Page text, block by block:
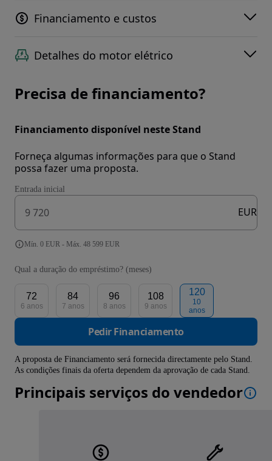
Financiamento e custos
Detalhes do motor elétrico
Precisa de financiamento?
Financiamento disponível neste Stand
Forneça algumas informações para que o Stand
possa fazer uma proposta.
Entrada inicial
EUR
Mín. 0 EUR - Máx. 48 599 EUR
Qual a duração do empréstimo? (meses)
72
6 anos
84
7 anos
96
8 anos
108
9 anos
120
10
anos
Pedir Financiamento
A proposta de Financiamento será fornecida directamente pelo Stand.
As condições finais da oferta dependem da aprovação de cada Stand.
Principais serviços do vendedor